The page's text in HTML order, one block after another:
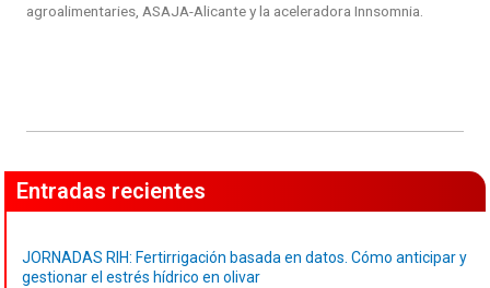
agroalimentaries, ASAJA-Alicante y la aceleradora Innsomnia.
Entradas recientes
JORNADAS RIH: Fertirrigación basada en datos. Cómo anticipar y
gestionar el estrés hídrico en olivar